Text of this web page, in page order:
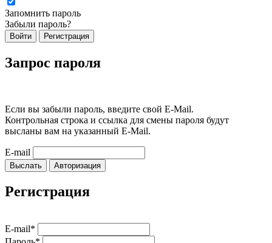
Запомнить пароль
Забыли пароль?
Войти Регистрация
Запрос пароля
Если вы забыли пароль, введите свой E-Mail.
Контрольная строка и ссылка для смены пароля будут
высланы вам на указанный E-Mail.
E-mail
Выслать Авторизация
Регистрация
E-mail*